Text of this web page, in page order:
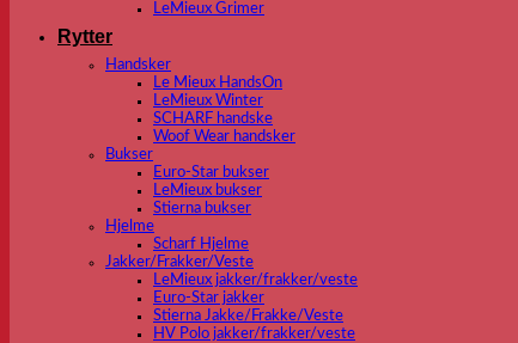
LeMieux Grimer
Rytter
Handsker
Le Mieux HandsOn
LeMieux Winter
SCHARF handske
Woof Wear handsker
Bukser
Euro-Star bukser
LeMieux bukser
Stierna bukser
Hjelme
Scharf Hjelme
Jakker/Frakker/Veste
LeMieux jakker/frakker/veste
Euro-Star jakker
Stierna Jakke/Frakke/Veste
HV Polo jakker/frakker/veste